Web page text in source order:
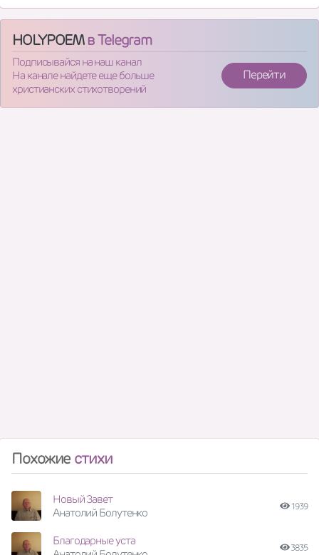
HOLYPOEMв Telegram
Подписывайся на наш канал
На канале найдете еще больше
христианских стихотворений
Перейти
Похожие стихи
Новый Завет
Анатолий Болутенко
1939
Благодарные уста
3835